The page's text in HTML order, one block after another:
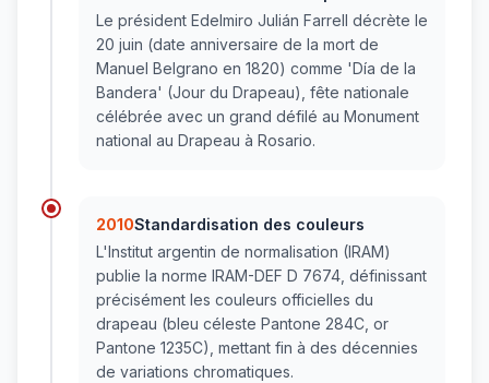
Le président Edelmiro Julián Farrell décrète le
20 juin (date anniversaire de la mort de
Manuel Belgrano en 1820) comme 'Día de la
Bandera' (Jour du Drapeau), fête nationale
célébrée avec un grand défilé au Monument
national au Drapeau à Rosario.
2010Standardisation des couleurs
L'Institut argentin de normalisation (IRAM)
publie la norme IRAM-DEF D 7674, définissant
précisément les couleurs officielles du
drapeau (bleu céleste Pantone 284C, or
Pantone 1235C), mettant fin à des décennies
de variations chromatiques.